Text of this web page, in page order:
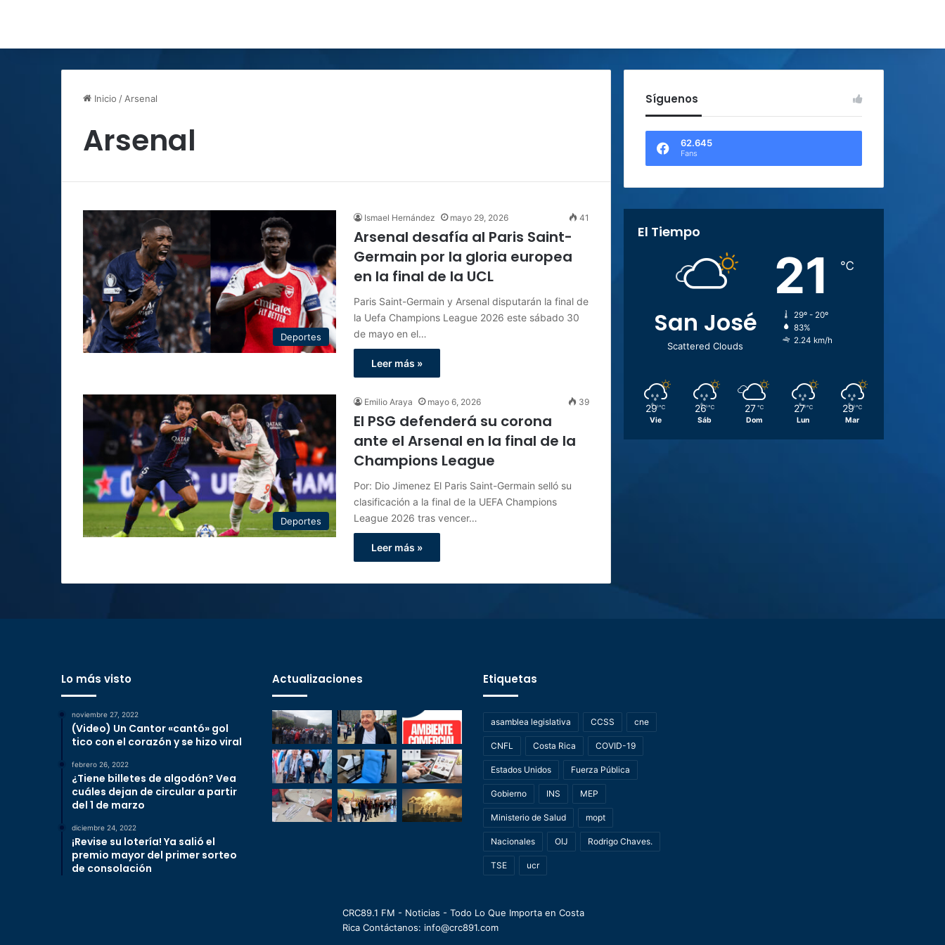
Inicio / Arsenal
Arsenal
Deportes
Ismael Hernández mayo 29, 2026 41
Arsenal desafía al Paris Saint-
Germain por la gloria europea
en la final de la UCL
Paris Saint-Germain y Arsenal disputarán la final de
la Uefa Champions League 2026 este sábado 30
de mayo en el…
Leer más »
Deportes
Emilio Araya mayo 6, 2026 39
El PSG defenderá su corona
ante el Arsenal en la final de la
Champions League
Por: Dio Jimenez El Paris Saint-Germain selló su
clasificación a la final de la UEFA Champions
League 2026 tras vencer…
Leer más »
Síguenos
62.645
Fans
El Tiempo
San José
Scattered Clouds
21 ℃
29º - 20º
83%
2.24 km/h
29 ℃
Vie
26 ℃
Sáb
27 ℃
Dom
27 ℃
Lun
29 ℃
Mar
Lo más visto
noviembre 27, 2022
(Video) Un Cantor «cantó» gol
tico con el corazón y se hizo viral
febrero 26, 2022
¿Tiene billetes de algodón? Vea
cuáles dejan de circular a partir
del 1 de marzo
diciembre 24, 2022
¡Revise su lotería! Ya salió el
premio mayor del primer sorteo
de consolación
Actualizaciones Etiquetas
asamblea legislativa CCSS cne
CNFL Costa Rica COVID-19
Estados Unidos Fuerza Pública
Gobierno INS MEP
Ministerio de Salud mopt
Nacionales OIJ Rodrigo Chaves.
TSE ucr
CRC89.1 FM - Noticias - Todo Lo Que Importa en Costa
Rica Contáctanos: info@crc891.com